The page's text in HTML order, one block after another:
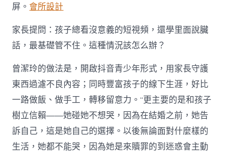
屏。會所設計
家長提問：孩子總看沒意義的短視頻，還學里面說臟
話，最基礎管不住。這種情況該怎么辦？
曾潔玲的做法是，開啟抖音青少年形式，用家長守護
東西過濾不良內容；同時豐富孩子的線下生涯，好比
一路做飯、做手工，轉移留意力。“更主要的是和孩子
樹立信賴——她碰她不想哭，因為在結婚之前，她告
訴自己，這是她自己的選擇。以後無論面對什麼樣的
生活，她都不能哭，因為她是來贖罪的到迷惑會主動